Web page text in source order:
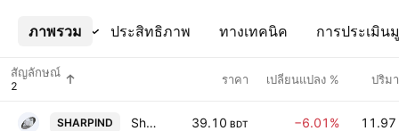
ภาพรวม ประสิทธิภาพ ทางเทคนิค การประเมิน
เพิ่มเติม
สัญลักษณ์ ราคา เปลี่ยนแปลง % ปริม
SHARPIND Sharp Industries PLC 39.10 BDT −6.01% 11.97